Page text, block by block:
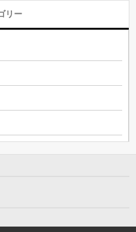
リー